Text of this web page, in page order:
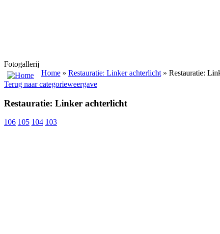
Fotogallerij
Home » Restauratie: Linker achterlicht » Restauratie:
Terug naar categorieweergave
Restauratie: Linker achterlicht
106 105 104 103